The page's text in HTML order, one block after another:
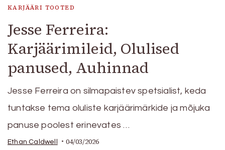
KARJÄÄRI TOOTED
Jesse Ferreira:
Karjäärimileid, Olulised
panused, Auhinnad
Jesse Ferreira on silmapaistev spetsialist, keda
tuntakse tema oluliste karjäärimärkide ja mõjuka
panuse poolest erinevates …
Ethan Caldwell 04/03/2026